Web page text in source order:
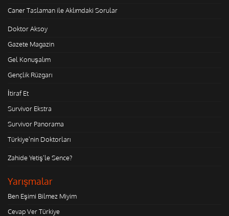
Caner Taslaman ile Aklımdaki Sorular
Doktor Aksoy
Gazete Magazin
Gel Konuşalım
Gençlik Rüzgarı
İtiraf Et
Survivor Ekstra
Survivor Panorama
Türkiye'nin Doktorları
Zahide Yetiş'le Sence?
Yarışmalar
Ben Eşimi Bilmez Miyim
Cevap Ver Türkiye